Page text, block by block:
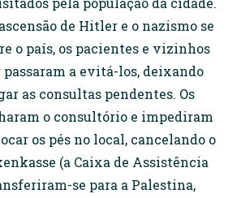
de Hitler e o nazismo se
o país, os pacientes e vizinhos
a evitá-los, deixando
as consultas pendentes. Os
o consultório e impediram
os pés no local, cancelando o
(a Caixa de Assistência
se para a Palestina,